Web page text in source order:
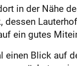
in der Nähe
dessen
ein gutes
Blick auf